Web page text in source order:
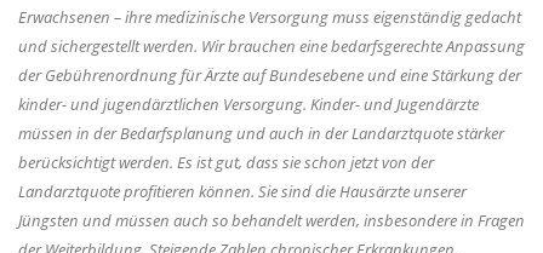
Erwachsenen – ihre medizinische Versorgung muss eigenständig gedacht
und sichergestellt werden. Wir brauchen eine bedarfsgerechte Anpassung
der Gebührenordnung für Ärzte auf Bundesebene und eine Stärkung der
kinder- und jugendärztlichen Versorgung. Kinder- und Jugendärzte
müssen in der Bedarfsplanung und auch in der Landarztquote stärker
berücksichtigt werden. Es ist gut, dass sie schon jetzt von der
Landarztquote profitieren können. Sie sind die Hausärzte unserer
Jüngsten und müssen auch so behandelt werden, insbesondere in Fragen